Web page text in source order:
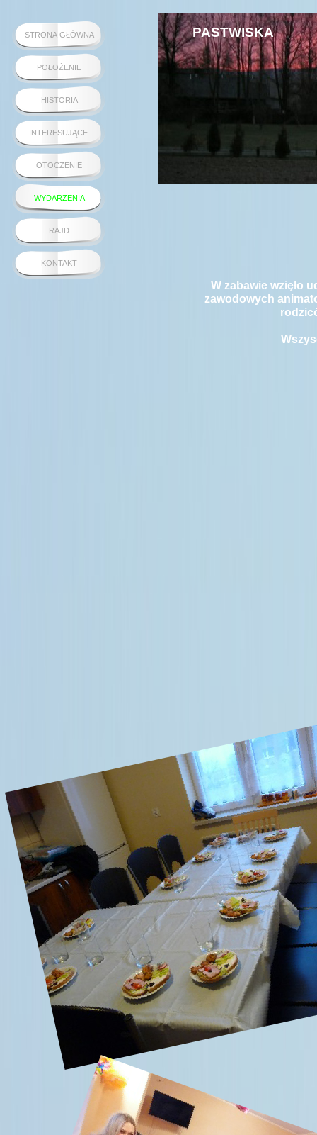
PASTWISKA
STRONA GŁÓWNA
POŁOŻENIE
HISTORIA
INTERESUJĄCE
OTOCZENIE
WYDARZENIA
RAJD
KONTAKT
W zabawie wzięło
zawodowych